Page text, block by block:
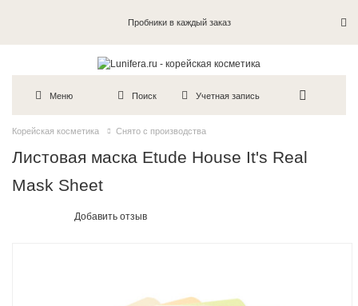
Пробники в каждый заказ
Меню Поиск Учетная запись
Корейская косметика Снято с производства
Листовая маска Etude House It's Real
Mask Sheet
Добавить отзыв